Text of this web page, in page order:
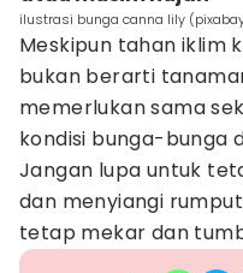
ilustrasi bunga canna lily
Meskipun tahan iklim
bukan berarti
memerlukan sama
kondisi bunga-bunga
Jangan lupa untuk
dan menyiangi
tetap mekar dan